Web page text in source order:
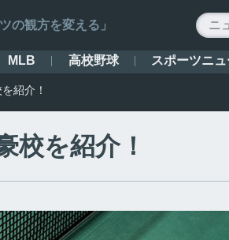
の観方を変える」
MLB 高校野球 スポーツニュ
紹介！
校を紹介！